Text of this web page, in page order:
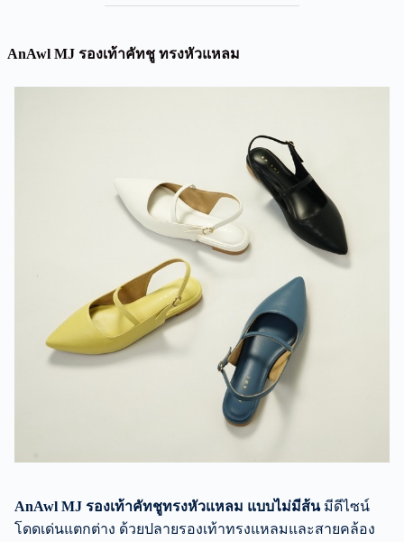
AnAwl MJ รองเท้าคัทชู ทรงหัวแหลม
AnAwl MJ รองเท้าคัทชูทรงหัวแหลม แบบไม่มีส้น มีดีไซน์
โดดเด่นแตกต่าง ด้วยปลายรองเท้าทรงแหลมและสายคล้อง